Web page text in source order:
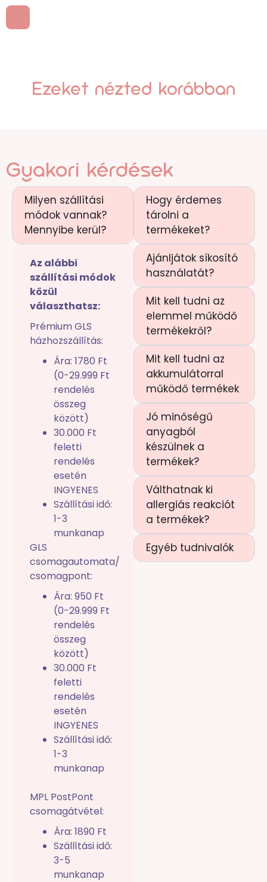
Ezeket nézted korábban
Gyakori kérdések
Milyen szállítási
módok vannak?
Mennyibe kerül?
Az alábbi
szállítási módok
közül
választhatsz:
Prémium GLS
házhozszállítás:
Ára: 1780 Ft
(0-29.999 Ft
rendelés
összeg
között)
30.000 Ft
feletti
rendelés
esetén
INGYENES
Szállítási idő:
1-3
munkanap
GLS
csomagautomata/
csomagpont:
Ára: 950 Ft
(0-29.999 Ft
rendelés
összeg
között)
30.000 Ft
feletti
rendelés
esetén
INGYENES
Szállítási idő:
1-3
munkanap
MPL PostPont
csomagátvétel:
Ára: 1890 Ft
Szállítási idő:
3-5
munkanap
Hogy érdemes
tárolni a
termékeket?
Ajánljátok síkosító
használatát?
Mit kell tudni az
elemmel működő
termékekről?
Mit kell tudni az
akkumulátorral
működő termékek
Jó minőségű
anyagból
készülnek a
termékek?
Válthatnak ki
allergiás reakciót
a termékek?
Egyéb tudnivalók